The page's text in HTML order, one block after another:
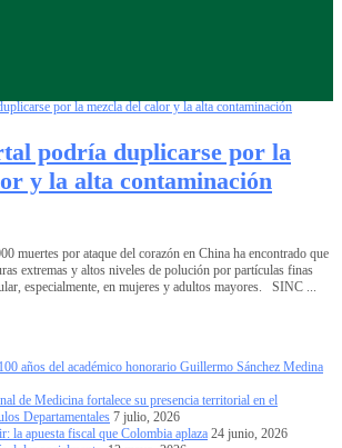
podría duplicarse por la
y la alta contaminación
muertes por ataque del corazón en China ha encontrado que
extremas y altos niveles de polución por partículas finas
especialmente, en mujeres y adultos mayores. SINC ...
años del académico honorario Guillermo Sánchez Medina
de Medicina fortalece su presencia territorial en el
Departamentales 7 julio, 2026
la apuesta fiscal que Colombia aplaza 24 junio, 2026